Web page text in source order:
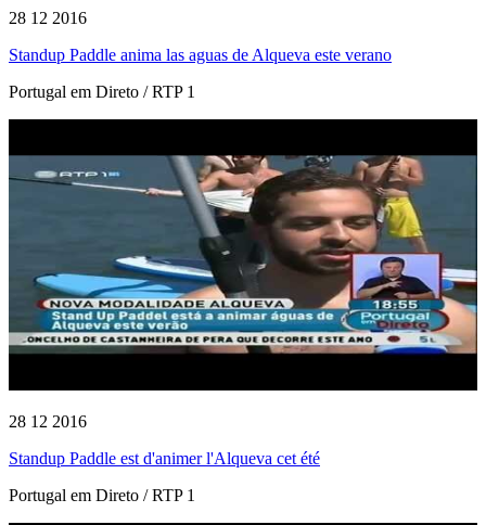
28 12 2016
Standup Paddle anima las aguas de Alqueva este verano
Portugal em Direto / RTP 1
28 12 2016
Standup Paddle est d'animer l'Alqueva cet été
Portugal em Direto / RTP 1